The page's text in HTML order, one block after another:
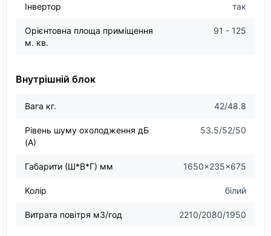
Інвертор так
Орієнтовна площа приміщення
м. кв.
91 - 125
Внутрішній блок
Вага кг. 42/48.8
Рівень шуму охолодження дБ
(А)
53.5/52/50
Габарити (Ш*В*Г) мм 1650×235×675
Колір білий
Витрата повітря м3/год 2210/2080/1950